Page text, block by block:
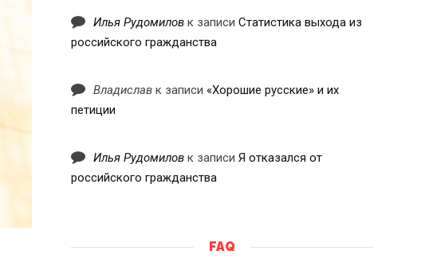
Илья Рудомиловк записи Статистика выхода из
российского гражданства
Владиславк записи «Хорошие русские» и их
петиции
Илья Рудомиловк записи Я отказался от
российского гражданства
FAQ